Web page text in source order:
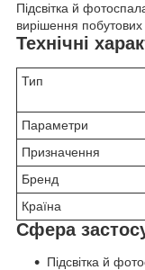
Підсвітка й
вирішення побутових
Технічні
Тип
Параметри
Призначення
Бренд
Країна
Сфера
Підсвітка й